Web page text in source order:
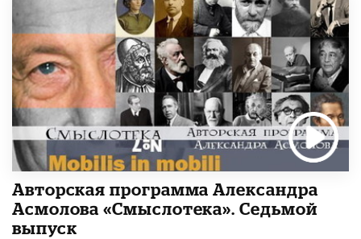
Авторская программа Александра
Асмолова «Смыслотека». Седьмой
выпуск